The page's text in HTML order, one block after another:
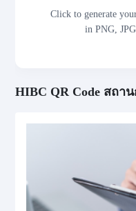
Click to generate
in PNG,
HIBC QR Code สถา